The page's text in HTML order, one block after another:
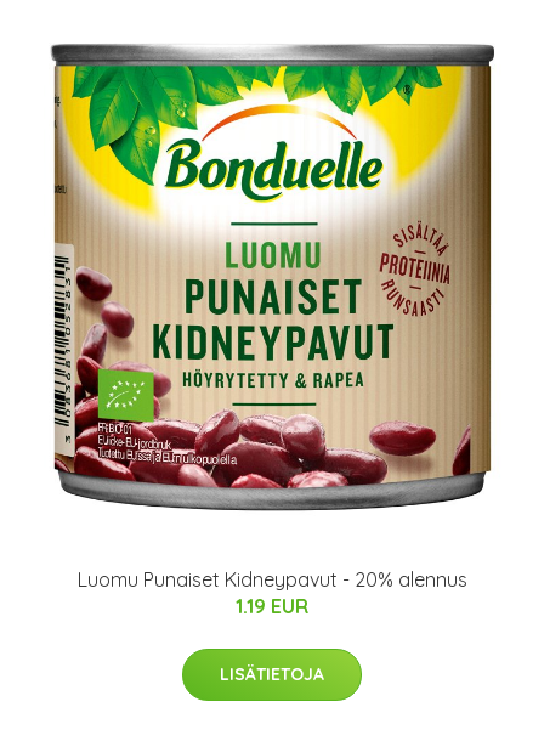
Luomu Punaiset Kidneypavut - 20% alennus
1.19 EUR
LISÄTIETOJA